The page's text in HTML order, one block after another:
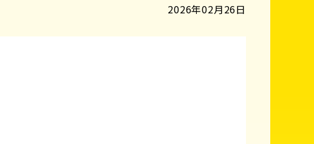
2026年02月26日